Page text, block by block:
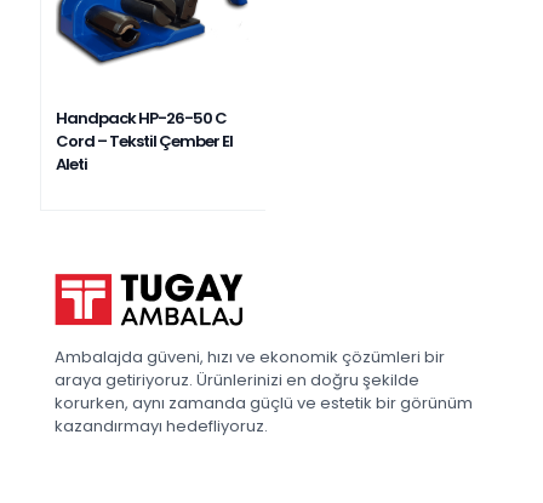
Handpack HP-26-50 C
Cord – Tekstil Çember El
Aleti
Ambalajda güveni, hızı ve ekonomik çözümleri bir
araya getiriyoruz. Ürünlerinizi en doğru şekilde
korurken, aynı zamanda güçlü ve estetik bir görünüm
kazandırmayı hedefliyoruz.